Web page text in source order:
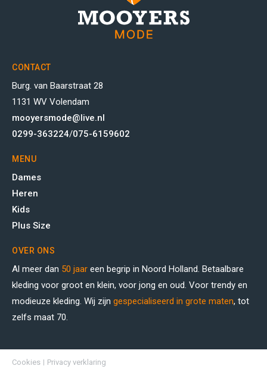
CONTACT
Burg. van Baarstraat 28
1131 WV Volendam
mooyersmode@live.nl
0299-363224/075-6159602
MENU
Dames
Heren
Kids
Plus Size
OVER ONS
Al meer dan 50 jaar een begrip in Noord Holland. Betaalbare
kleding voor groot en klein, voor jong en oud. Voor trendy en
modieuze kleding. Wij zijn gespecialiseerd in grote maten, tot
zelfs maat 70.
Cookies Privacy verklaring